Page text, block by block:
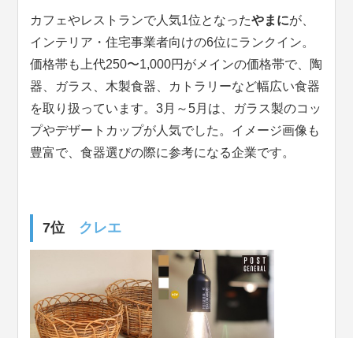
カフェやレストランで人気1位となったやまにが、
インテリア・住宅事業者向けの6位にランクイン。
価格帯も上代250〜1,000円がメインの価格帯で、陶
器、ガラス、木製食器、カトラリーなど幅広い食器
を取り扱っています。3月～5月は、ガラス製のコッ
プやデザートカップが人気でした。イメージ画像も
豊富で、食器選びの際に参考になる企業です。
7位 クレエ